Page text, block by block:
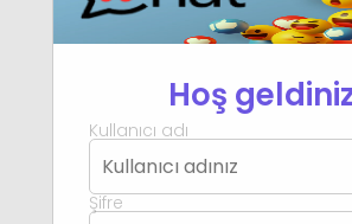
Hoş
Kullanıcı adı
Şifre